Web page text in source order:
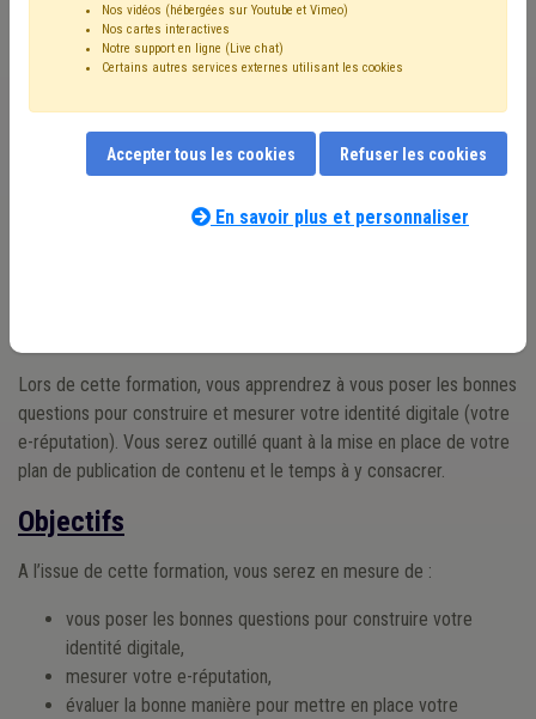
En tant que personnalité publique et politique, vous disposez d’un
compte ou d’un profil sur les réseaux sociaux. Internet parle de
fait l’objet d’une construction et d’une attention particulière.
Comment donner de la visibilité sur Internet à l’exercice de vos
différents mandats tout en protégeant votre vie privée ? Que
publier sur votre profil ? A quelle fréquence ?
Lors de cette formation, vous apprendrez à vous poser les bonnes
questions pour construire et mesurer votre identité digitale (votre
e-réputation). Vous serez outillé quant à la mise en place de votre
plan de publication de contenu et le temps à y consacrer.
Objectifs
A l’issue de cette formation, vous serez en mesure de :
vous poser les bonnes questions pour construire votre
identité digitale,
mesurer votre e-réputation,
évaluer la bonne manière pour mettre en place votre
Nos vidéos (hébergées sur Youtube et Vimeo)
Nos cartes interactives
Notre support en ligne (Live chat)
Certains autres services externes utilisant les cookies
Accepter tous les cookies Refuser les cookies
En savoir plus et personnaliser